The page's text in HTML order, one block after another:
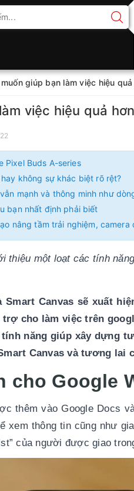
giúp bạn làm việc hiệu
việc hiệu quả
Pixel Buds A-series
không sự khác biệt rõ rệt?
mạnh và thông minh như
bạn nhất định phải biết
nâng tầm trải nghiệm, camera
thiệu một loạt các tính
Canvas sẽ xuất
cho làm việc trên
năng giúp xây dựng
Canvas và tương lai
cho Google
thêm vào Google Docs
xem thông tin cũng như
của người được giao